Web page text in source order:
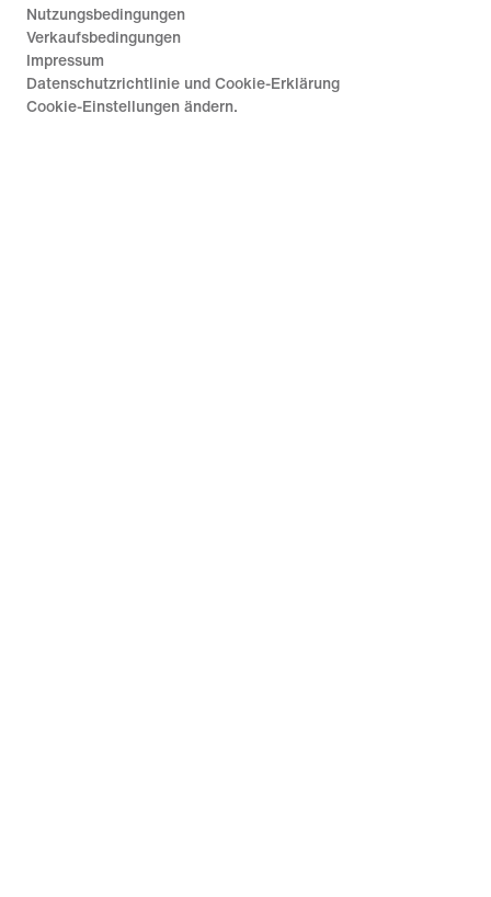
Nutzungsbedingungen
Verkaufsbedingungen
Impressum
Datenschutzrichtlinie und Cookie-Erklärung
Cookie-Einstellungen ändern.